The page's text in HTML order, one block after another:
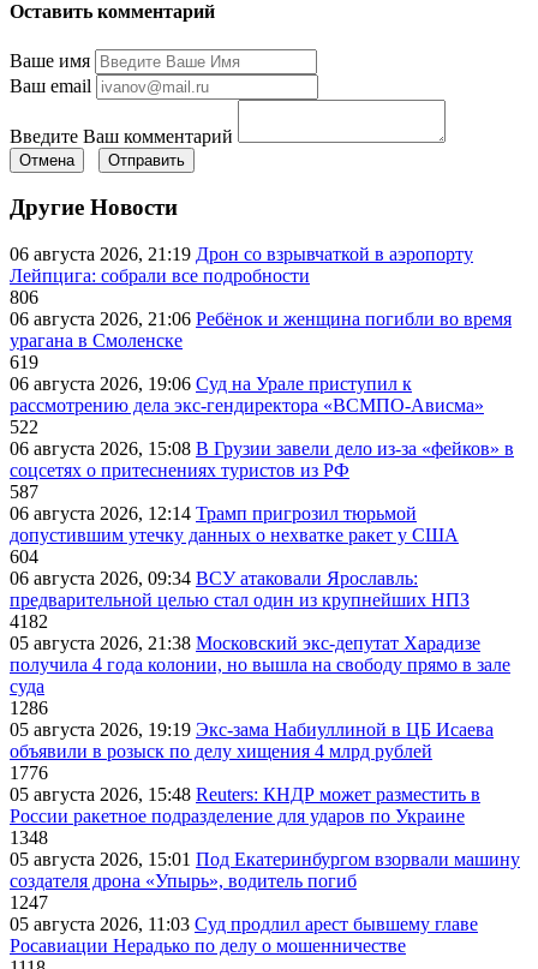
Оставить комментарий
Ваше имя
Ваш email
Введите Ваш комментарий
Отмена Отправить
Другие Новости
06 августа 2026, 21:19 Дрон со взрывчаткой в аэропорту
Лейпцига: собрали все подробности
806
06 августа 2026, 21:06 Ребёнок и женщина погибли во время
урагана в Смоленске
619
06 августа 2026, 19:06 Суд на Урале приступил к
рассмотрению дела экс-гендиректора «ВСМПО-Ависма»
522
06 августа 2026, 15:08 В Грузии завели дело из-за «фейков» в
соцсетях о притеснениях туристов из РФ
587
06 августа 2026, 12:14 Трамп пригрозил тюрьмой
допустившим утечку данных о нехватке ракет у США
604
06 августа 2026, 09:34 ВСУ атаковали Ярославль:
предварительной целью стал один из крупнейших НПЗ
4182
05 августа 2026, 21:38 Московский экс-депутат Харадизе
получила 4 года колонии, но вышла на свободу прямо в зале
суда
1286
05 августа 2026, 19:19 Экс-зама Набиуллиной в ЦБ Исаева
объявили в розыск по делу хищения 4 млрд рублей
1776
05 августа 2026, 15:48 Reuters: КНДР может разместить в
России ракетное подразделение для ударов по Украине
1348
05 августа 2026, 15:01 Под Екатеринбургом взорвали машину
создателя дрона «Упырь», водитель погиб
1247
05 августа 2026, 11:03 Суд продлил арест бывшему главе
Росавиации Нерадько по делу о мошенничестве